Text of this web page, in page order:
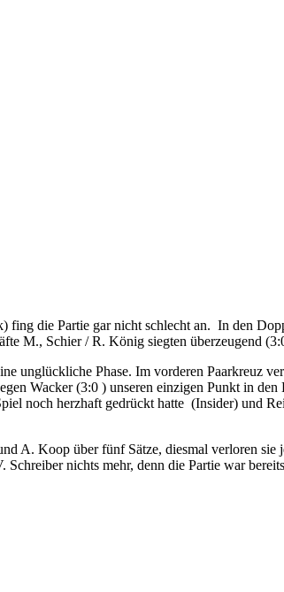
fing die Partie gar nicht schlecht an. In den
M., Schier / R. König siegten überzeugend
unglückliche Phase. Im vorderen Paarkreuz
Wacker (3:0 ) unseren einzigen Punkt in
noch herzhaft gedrückt hatte (Insider) und
A. Koop über fünf Sätze, diesmal verloren
nichts mehr, denn die Partie war